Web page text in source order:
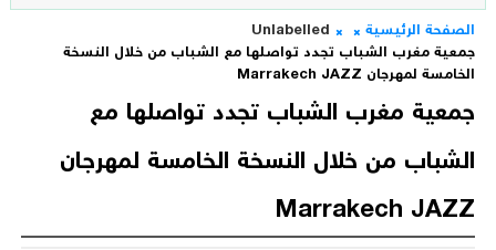
الصفحة الرئيسية
Unlabelled
جمعية مغرب الشباب تجدد تواصلها مع الشباب من خلال النسخة
الخامسة لمهرجان Marrakech JAZZ
جمعية مغرب الشباب تجدد تواصلها مع
الشباب من خلال النسخة الخامسة لمهرجان
Marrakech JAZZ